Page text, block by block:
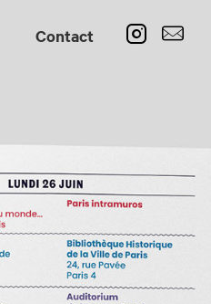
Contact